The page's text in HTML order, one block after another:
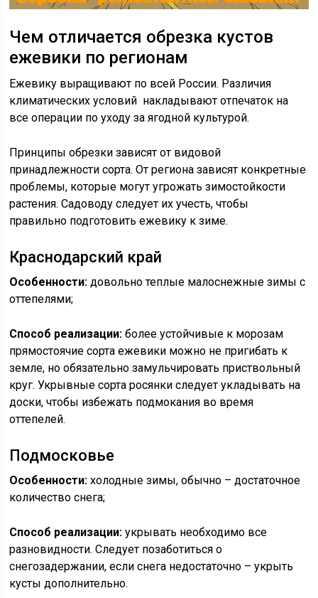
Чем отличается обрезка кустов
ежевики по регионам
Ежевику выращивают по всей России. Различия
климатических условий накладывают отпечаток на
все операции по уходу за ягодной культурой.
Принципы обрезки зависят от видовой
принадлежности сорта. От региона зависят конкретные
проблемы, которые могут угрожать зимостойкости
растения. Садоводу следует их учесть, чтобы
правильно подготовить ежевику к зиме.
Краснодарский край
Особенности: довольно теплые малоснежные зимы с
оттепелями;
Способ реализации: более устойчивые к морозам
прямостоячие сорта ежевики можно не пригибать к
земле, но обязательно замульчировать приствольный
круг. Укрывные сорта росянки следует укладывать на
доски, чтобы избежать подмокания во время
оттепелей.
Подмосковье
Особенности: холодные зимы, обычно – достаточное
количество снега;
Способ реализации: укрывать необходимо все
разновидности. Следует позаботиться о
снегозадержании, если снега недостаточно – укрыть
кусты дополнительно.